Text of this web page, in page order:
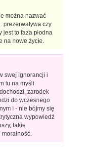
można nazwać
prezerwatywa czy
to faza płodna
na nowe życie.
swej ignorancji i
tu na myśli
zarodek
do wczesnego
i - nie bójmy się
wypowiedź
takie
moralność.